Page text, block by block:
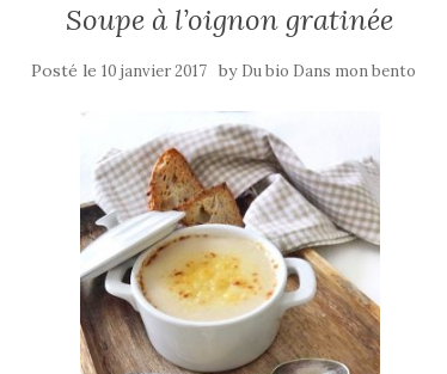
Soupe à l’oignon gratinée
Posté le10 janvier 2017 by Du bio Dans mon bento